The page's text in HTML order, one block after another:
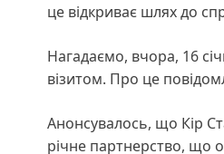
це відкриває шлях до
Нагадаємо, вчора, 16
візитом. Про це
Анонсувалось, що Кір
річне партнерство, що